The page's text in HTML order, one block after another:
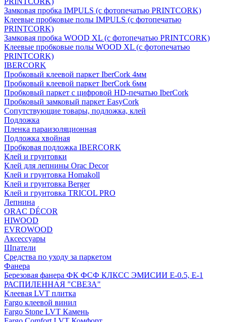
Замковая пробка IMPULS (с фотопечатью PRINTCORK)
Клеевые пробковые полы IMPULS (с фотопечатью
PRINTCORK)
Замковая пробка WOOD XL (с фотопечатью PRINTCORK)
Клеевые пробковые полы WOOD XL (с фотопечатью
PRINTCORK)
IBERCORK
Пробковый клеевой паркет IberCork 4мм
Пробковый клеевой паркет IberCork 6мм
Пробковый паркет с цифровой HD-печатью IberCork
Пробковый замковый паркет EasyCork
Сопутствующие товары, подложка, клей
Подложка
Пленка параизоляционная
Подложка хвойная
Пробковая подложка IBERCORK
Клей и грунтовки
Клей для лепнины Orac Decor
Клей и грунтовка Homakoll
Клей и грунтовка Berger
Клей и грунтовка TRICOL PRO
Лепнина
ORAC DÉCOR
HIWOOD
EVROWOOD
Аксессуары
Шпатели
Средства по уходу за паркетом
Фанера
Березовая фанера ФК ФСФ КЛКСС ЭМИСИИ Е-0.5, Е-1
РАСПИЛЕННАЯ "СВЕЗА"
Клеевая LVT плитка
Fargo клеевой винил
Fargo Stone LVT Камень